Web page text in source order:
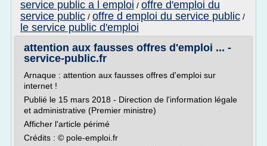
service public a l emploi / offre d'emploi du
service public / offre d emploi du service public /
le service public d'emploi
attention aux fausses offres d'emploi ... -
service-public.fr
Arnaque : attention aux fausses offres d'emploi sur
internet !
Publié le 15 mars 2018 - Direction de l'information légale
et administrative (Premier ministre)
Afficher l'article périmé
Crédits : © pole-emploi.fr